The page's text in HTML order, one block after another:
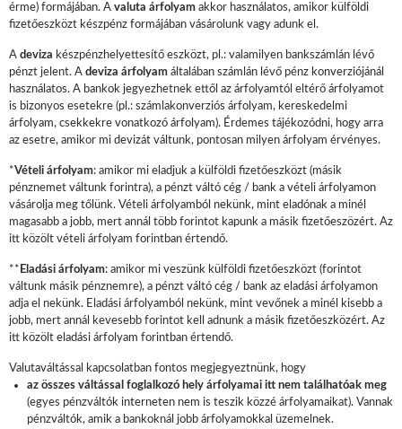
érme) formájában. A valuta árfolyam akkor használatos, amikor külföldi
fizetőeszközt készpénz formájában vásárolunk vagy adunk el.
A deviza készpénzhelyettesítő eszközt, pl.: valamilyen bankszámlán lévő
pénzt jelent. A deviza árfolyam általában számlán lévő pénz konverziójánál
használatos. A bankok jegyezhetnek ettől az árfolyamtól eltérő árfolyamot
is bizonyos esetekre (pl.: számlakonverziós árfolyam, kereskedelmi
árfolyam, csekkekre vonatkozó árfolyam). Érdemes tájékozódni, hogy arra
az esetre, amikor mi devizát váltunk, pontosan milyen árfolyam érvényes.
*Vételi árfolyam: amikor mi eladjuk a külföldi fizetőeszközt (másik
pénznemet váltunk forintra), a pénzt váltó cég / bank a vételi árfolyamon
vásárolja meg tőlünk. Vételi árfolyamból nekünk, mint eladónak a minél
magasabb a jobb, mert annál több forintot kapunk a másik fizetőeszözért. Az
itt közölt vételi árfolyam forintban értendő.
** Eladási árfolyam: amikor mi veszünk külföldi fizetőeszközt (forintot
váltunk másik pénznemre), a pénzt váltó cég / bank az eladási árfolyamon
adja el nekünk. Eladási árfolyamból nekünk, mint vevőnek a minél kisebb a
jobb, mert annál kevesebb forintot kell adnunk a másik fizetőeszközért. Az
itt közölt eladási árfolyam forintban értendő.
Valutaváltással kapcsolatban fontos megjegyeztnünk, hogy
az összes váltással foglalkozó hely árfolyamai itt nem találhatóak meg
(egyes pénzváltók interneten nem is teszik közzé árfolyamaikat). Vannak
pénzváltók, amik a bankoknál jobb árfolyamokkal üzemelnek.